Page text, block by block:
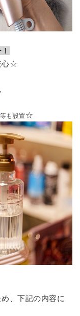
心☆
等も設置☆
、下記の内容に